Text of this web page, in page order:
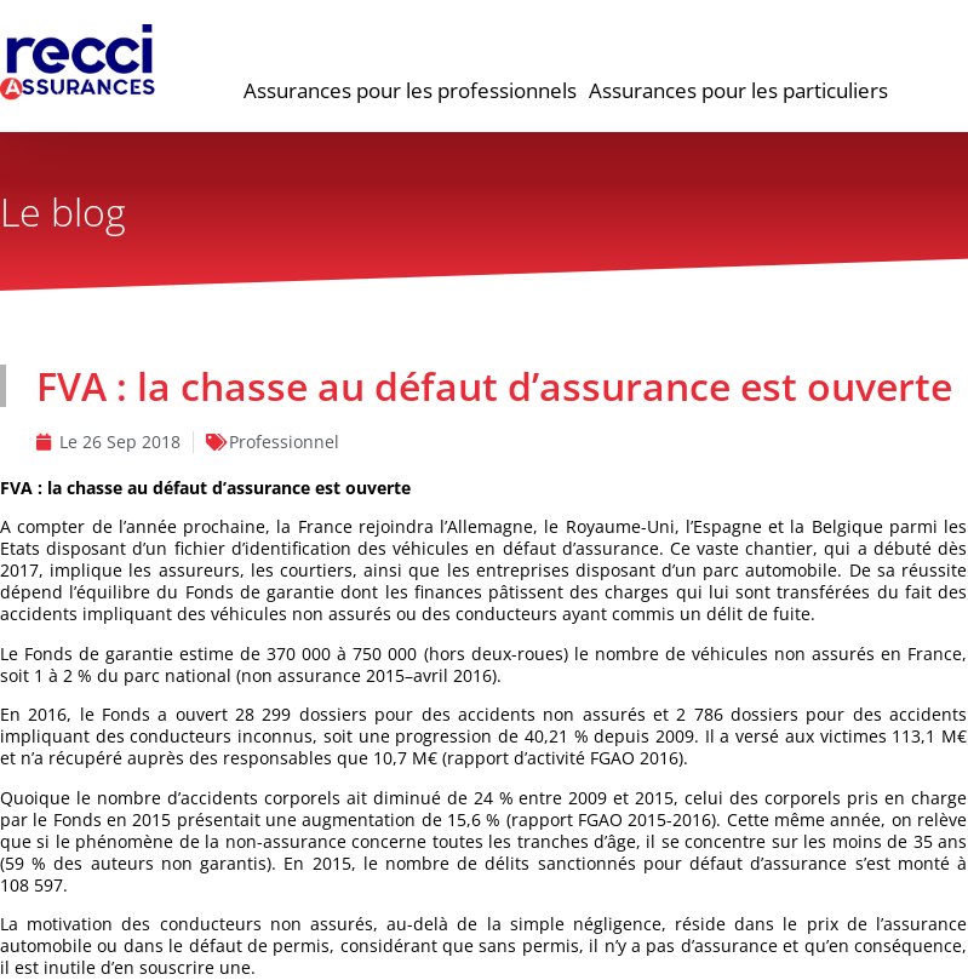
Assurances pour les professionnels Assurances pour les particuliers
Le blog
FVA : la chasse au défaut d’assurance est ouverte
Le 26 Sep 2018
Professionnel
FVA : la chasse au défaut d’assurance est ouverte
A compter de l’année prochaine, la France rejoindra l’Allemagne, le Royaume-Uni, l’Espagne et la Belgique parmi les
Etats disposant d’un fichier d’identification des véhicules en défaut d’assurance. Ce vaste chantier, qui a débuté dès
2017, implique les assureurs, les courtiers, ainsi que les entreprises disposant d’un parc automobile. De sa réussite
dépend l’équilibre du Fonds de garantie dont les finances pâtissent des charges qui lui sont transférées du fait des
accidents impliquant des véhicules non assurés ou des conducteurs ayant commis un délit de fuite.
Le Fonds de garantie estime de 370 000 à 750 000 (hors deux-roues) le nombre de véhicules non assurés en France,
soit 1 à 2 % du parc national (non assurance 2015–avril 2016).
En 2016, le Fonds a ouvert 28 299 dossiers pour des accidents non assurés et 2 786 dossiers pour des accidents
impliquant des conducteurs inconnus, soit une progression de 40,21 % depuis 2009. Il a versé aux victimes 113,1 M€
et n’a récupéré auprès des responsables que 10,7 M€ (rapport d’activité FGAO 2016).
Quoique le nombre d’accidents corporels ait diminué de 24 % entre 2009 et 2015, celui des corporels pris en charge
par le Fonds en 2015 présentait une augmentation de 15,6 % (rapport FGAO 2015-2016). Cette même année, on relève
que si le phénomène de la non-assurance concerne toutes les tranches d’âge, il se concentre sur les moins de 35 ans
(59 % des auteurs non garantis). En 2015, le nombre de délits sanctionnés pour défaut d’assurance s’est monté à
108 597.
La motivation des conducteurs non assurés, au-delà de la simple négligence, réside dans le prix de l’assurance
automobile ou dans le défaut de permis, considérant que sans permis, il n’y a pas d’assurance et qu’en conséquence,
il est inutile d’en souscrire une.